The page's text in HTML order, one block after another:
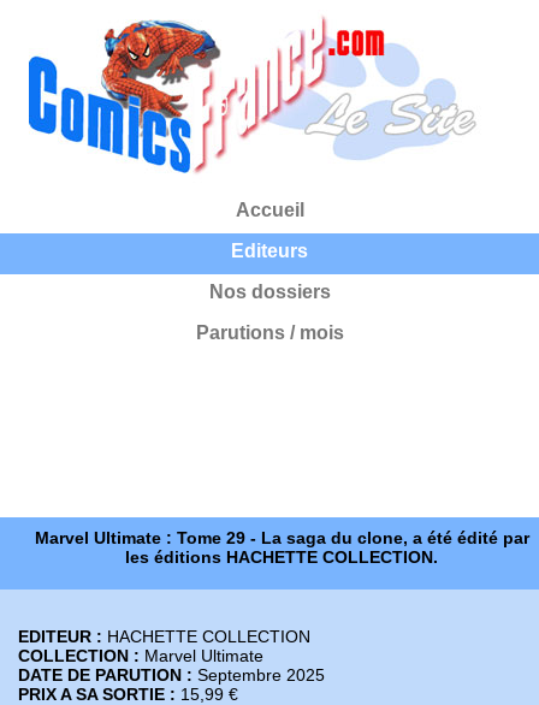
Accueil
Editeurs
Nos dossiers
Parutions / mois
Marvel Ultimate : Tome 29 - La saga du clone, a été édité par
les éditions HACHETTE COLLECTION.
EDITEUR : HACHETTE COLLECTION
COLLECTION : Marvel Ultimate
DATE DE PARUTION : Septembre 2025
PRIX A SA SORTIE : 15,99 €